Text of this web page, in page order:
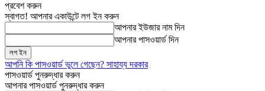
প্রবেশ করুন
স্বাগত! আপনার একাউন্টে লগ ইন করুন
আপনার ইউজার নাম দিন
আপনার পাসওয়ার্ড দিন
আপনি কি পাসওয়ার্ড ভুলে গেছেন? সাহায্য দরকার
পাসওয়ার্ড পুনরুদ্ধার করুন
আপনার পাসওয়ার্ড পুনরুদ্ধার করুন